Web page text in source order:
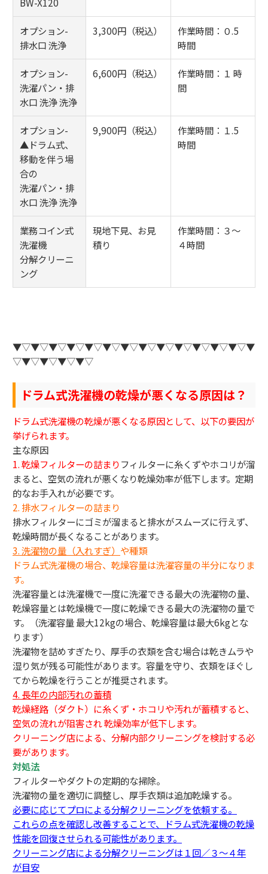
オプション-
排水口 洗浄
3,300円（税込）
作業時間：０.5
時間
オプション-
洗濯パン・排
水口 洗浄 洗浄
6,600円（税込）
作業時間：１ 時
間
オプション-
▲ドラム式、
移動を伴う場
合の
洗濯パン・排
水口 洗浄 洗浄
9,900円（税込）
作業時間：１.5
時間
業務コイン式
洗濯機
分解クリーニ
ング
現地下見、お見
積り
作業時間：３～
４時間
▼▽▼▽▼▽▼▽▼▽▼▽▼▽▼▽▼▽▼▽▼▽▼▽▼▽▼
▽▼▽▼▽▼▽▼▽
ドラム式洗濯機の乾燥が悪くなる原因は？
ドラム式洗濯機の乾燥が悪くなる原因として、以下の要因が
挙げられます。
主な原因
1. 乾燥フィルターの詰まりフィルターに糸くずやホコリが溜
まると、空気の流れが悪くなり乾燥効率が低下します。定期
的なお手入れが必要です。
2. 排水フィルターの詰まり
排水フィルターにゴミが溜まると排水がスムーズに行えず、
乾燥時間が長くなることがあります。
3.洗濯物の量（入れすぎ） や種類
ドラム式洗濯機の場合、乾燥容量は洗濯容量の半分になりま
す。
洗濯容量とは洗濯機で一度に洗濯できる最大の洗濯物の量、
乾燥容量とは乾燥機で一度に乾燥できる最大の洗濯物の量で
す。（洗濯容量 最大12kgの場合、乾燥容量は最大6kgとな
ります）
洗濯物を詰めすぎたり、厚手の衣類を含む場合は乾きムラや
湿り気が残る可能性があります。容量を守り、衣類をほぐし
てから乾燥を行うことが推奨されます。
4. 長年の内部汚れの蓄積
乾燥経路（ダクト）に糸くず・ホコリや汚れが蓄積すると、
空気の流れが阻害され 乾燥効率が低下します。
クリーニング店による、分解内部クリーニングを検討する必
要があります。
対処法
フィルターやダクトの定期的な掃除。
洗濯物の量を適切に調整し、厚手衣類は追加乾燥する。
必要に応じてプロによる分解クリーニングを依頼する。
これらの点を確認し改善することで、ドラム式洗濯機の乾燥
性能を回復させられる可能性があります。
クリーニング店による分解クリーニングは１回／３～４年
が目安